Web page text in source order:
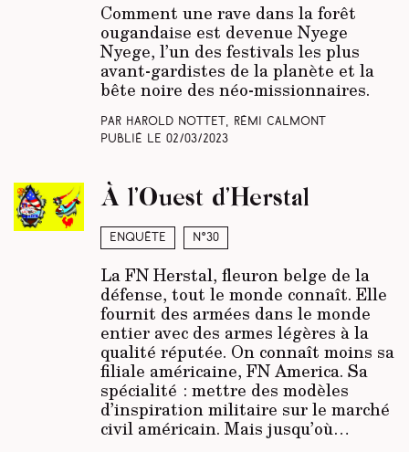
Comment une rave dans la forêt
ougandaise est devenue Nyege
Nyege, l’un des festivals les plus
avant-gardistes de la planète et la
bête noire des néo-missionnaires.
Par Harold Nottet, Rémi Calmont
Publié le 02/03/2023
Enquête N°30
À l’Ouest d’Herstal
La FN Herstal, fleuron belge de la
défense, tout le monde connaît. Elle
fournit des armées dans le monde
entier avec des armes légères à la
qualité réputée. On connaît moins sa
filiale américaine, FN America. Sa
spécialité : mettre des modèles
d’inspiration militaire sur le marché
civil américain. Mais jusqu’où…